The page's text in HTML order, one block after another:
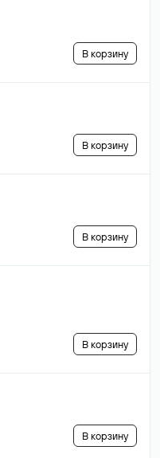
В корзину
В корзину
В корзину
В корзину
В корзину